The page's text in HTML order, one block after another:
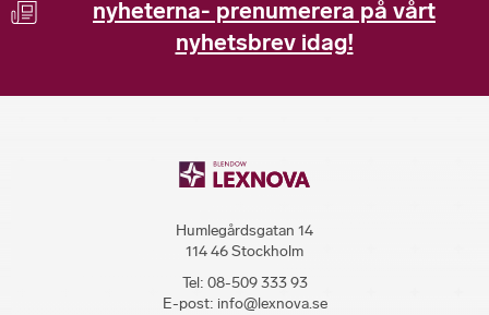
nyheterna- prenumerera på vårt
nyhetsbrev idag!
Humlegårdsgatan 14
114 46 Stockholm
Tel: 08-509 333 93
E-post: info@lexnova.se